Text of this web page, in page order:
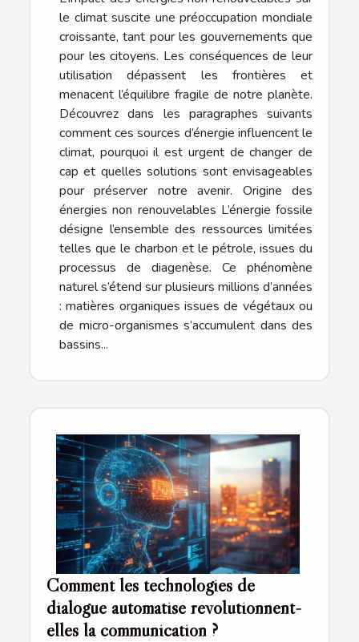
le climat suscite une préoccupation mondiale
croissante, tant pour les gouvernements que
pour les citoyens. Les conséquences de leur
utilisation dépassent les frontières et
menacent l’équilibre fragile de notre planète.
Découvrez dans les paragraphes suivants
comment ces sources d’énergie influencent le
climat, pourquoi il est urgent de changer de
cap et quelles solutions sont envisageables
pour préserver notre avenir. Origine des
énergies non renouvelables L’énergie fossile
désigne l’ensemble des ressources limitées
telles que le charbon et le pétrole, issues du
processus de diagenèse. Ce phénomène
naturel s’étend sur plusieurs millions d’années
: matières organiques issues de végétaux ou
de micro-organismes s’accumulent dans des
bassins...
Comment les technologies de
dialogue automatisé révolutionnent-
elles la communication ?